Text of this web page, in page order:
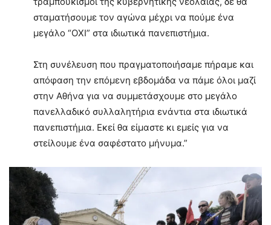
σταματήσουμε τον αγώνα μέχρι να πούμε ένα
μεγάλο “ΟΧΙ” στα ιδιωτικά πανεπιστήμια.
Στη συνέλευση που πραγματοποιήσαμε πήραμε και
απόφαση την επόμενη εβδομάδα να πάμε όλοι μαζί
στην Αθήνα για να συμμετάσχουμε στο μεγάλο
πανελλαδικό συλλαλητήρια ενάντια στα ιδιωτικά
πανεπιστήμια. Εκεί θα είμαστε κι εμείς για να
στείλουμε ένα σαφέστατο μήνυμα.”